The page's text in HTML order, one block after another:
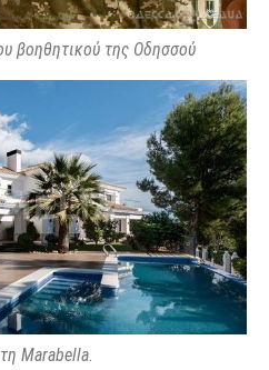
βοηθητικού της Οδησσού
Marabella.